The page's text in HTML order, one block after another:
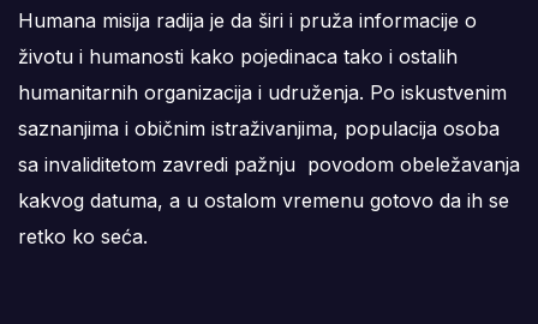
Humana misija radija je da širi i pruža informacije o
životu i humanosti kako pojedinaca tako i ostalih
humanitarnih organizacija i udruženja. Po iskustvenim
saznanjima i običnim istraživanjima, populacija osoba
sa invaliditetom zavredi pažnju povodom obeležavanja
kakvog datuma, a u ostalom vremenu gotovo da ih se
retko ko seća.